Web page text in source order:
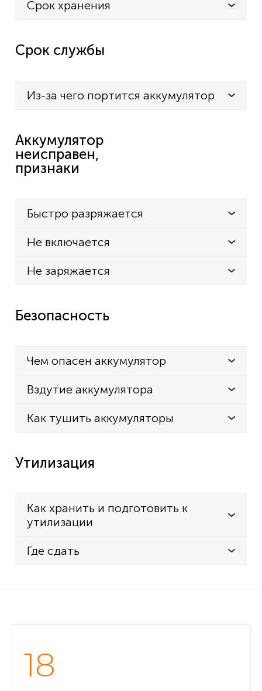
Срок хранения
Срок службы
Из-за чего портится аккумулятор
Аккумулятор
неисправен,
признаки
Быстро разряжается
Не включается
Не заряжается
Безопасность
Чем опасен аккумулятор
Вздутие аккумулятора
Как тушить аккумуляторы
Утилизация
Как хранить и подготовить к
утилизации
Где сдать
18